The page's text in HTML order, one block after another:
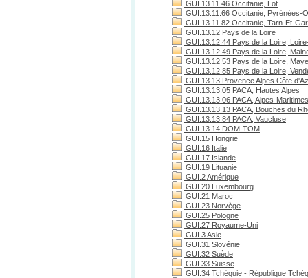
GUI.13.11.46 Occitanie, Lot
GUI.13.11.66 Occitanie, Pyrénées-
GUI.13.11.82 Occitanie, Tarn-Et-
GUI.13.12 Pays de la Loire
GUI.13.12.44 Pays de la Loire,
GUI.13.12.49 Pays de la Loire,
GUI.13.12.53 Pays de la Loire,
GUI.13.12.85 Pays de la Loire,
GUI.13.13 Provence Alpes Côte
GUI.13.13.05 PACA, Hautes Alpes
GUI.13.13.06 PACA, Alpes-Maritimes
GUI.13.13.13 PACA, Bouches du
GUI.13.13.84 PACA, Vaucluse
GUI.13.14 DOM-TOM
GUI.15 Hongrie
GUI.16 Italie
GUI.17 Islande
GUI.19 Lituanie
GUI.2 Amérique
GUI.20 Luxembourg
GUI.21 Maroc
GUI.23 Norvège
GUI.25 Pologne
GUI.27 Royaume-Uni
GUI.3 Asie
GUI.31 Slovénie
GUI.32 Suède
GUI.33 Suisse
GUI.34 Tchéquie - République